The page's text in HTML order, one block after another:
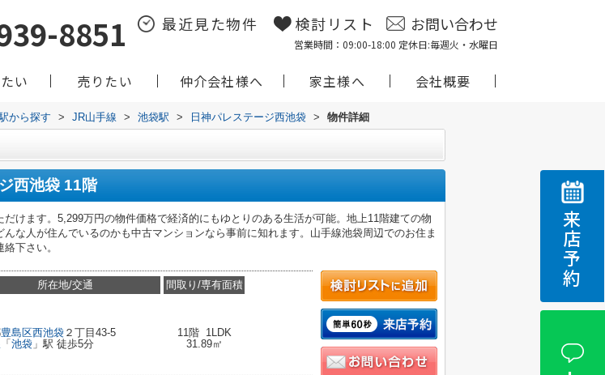
8851 最近見た物件 検討リスト お問い合わせ
営業時間：09:00-18:00 定休日:毎週火・水曜日
い 売りたい 仲介会社様へ 家主様へ 会社概要
来店予約
から探す > JR山手線 > 池袋駅 > 日神パレステージ西池袋 > 物件詳細
西池袋 11階
だけます。5,299万円の物件価格で経済的にもゆとりのある生活が可能。地上11階建ての物
な人が住んでいるのかも中古マンションなら事前に知れます。山手線池袋周辺でのお住ま
下さい。
所在地/交通
豊島区西池袋 ２丁目43-5
「 池袋 」駅 徒歩5分
間取り/専有面積
11階 1LDK
31.89㎡